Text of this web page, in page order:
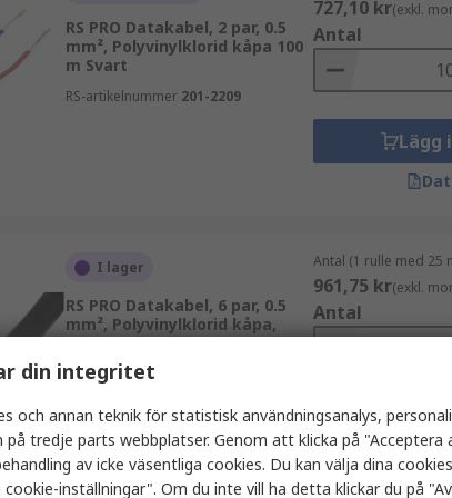
RS PRO Datakabel, 2 par, 0.5
mm², Polyvinylklorid kåpa 100
m Svart
RS-artikelnummer 201-2209
727,10 kr(exkl.
Antal
Lägg
I lager
RS PRO Datakabel, 6 par, 0.5
mm², Polyvinylklorid kåpa,
16/2/6C Svart
RS-artikelnummer
Antal (1 rulle med 25
961,75 kr(exkl.
Antal
Lägg
din integritet
och annan teknik för statistisk användningsanalys,
tredje parts webbplatser. Genom att klicka på "Acceptera
av icke väsentliga cookies. Du kan välja dina
inställningar". Om du inte vill ha detta klickar du på